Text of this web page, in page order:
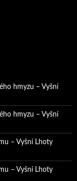
hmyzu – Vyšní
hmyzu – Vyšní
– Vyšní Lhoty
– Vyšní Lhoty